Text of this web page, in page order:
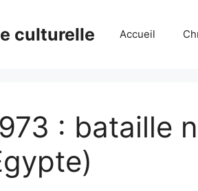
culturelle Accueil
: bataille